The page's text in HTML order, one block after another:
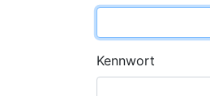
Kennwort